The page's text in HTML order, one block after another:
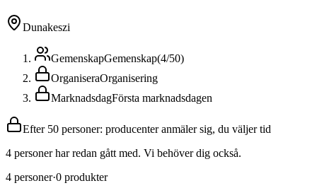
Dunakeszi
GemenskapGemenskap(4/50)
OrganiseraOrganisering
MarknadsdagFörsta marknadsdagen
Efter 50 personer: producenter anmäler sig, du väljer tid
4 personer har redan gått med. Vi behöver dig också.
4 personer·0 produkter